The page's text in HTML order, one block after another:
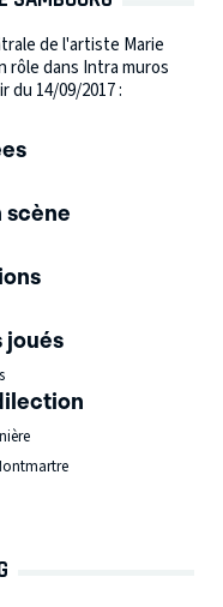
de l'artiste Marie
rôle dans Intra muros
du 14/09/2017 :
scène
joués